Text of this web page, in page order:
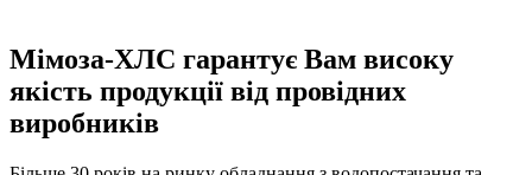
Мімоза-ХЛС гарантує Вам високу
якість продукції від провідних
виробників